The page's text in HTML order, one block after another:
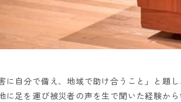
に自分で備え、地域で助け合うこと」と題
に足を運び被災者の声を生で聞いた経験か